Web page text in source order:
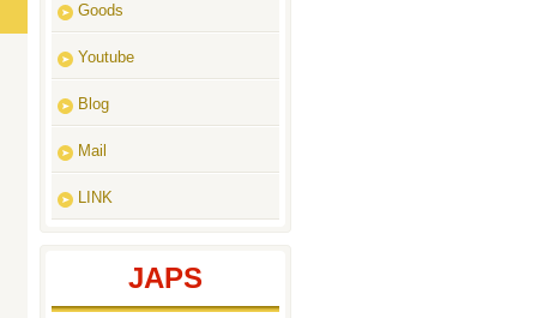
Goods
Youtube
Blog
Mail
LINK
JAPS